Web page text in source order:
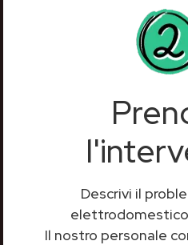
Descrivi il
elettrodomestico
Il nostro personale